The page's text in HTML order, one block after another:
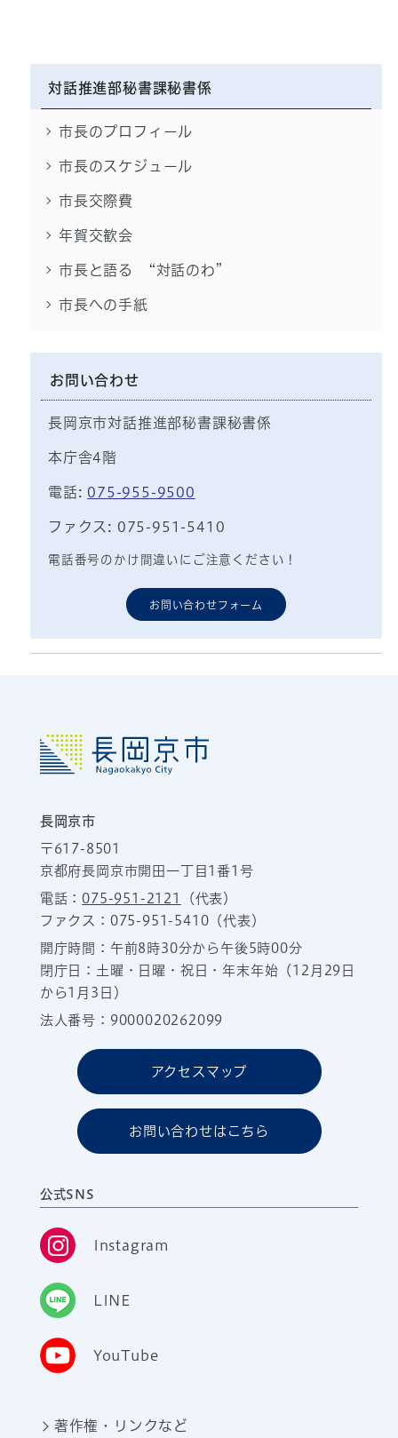
対話推進部秘書課秘書係
市長のプロフィール
市長のスケジュール
市長交際費
年賀交歓会
市長と語る “対話のわ”
市長への手紙
お問い合わせ
長岡京市対話推進部秘書課秘書係
本庁舎4階
電話: 075-955-9500
ファクス: 075-951-5410
電話番号のかけ間違いにご注意ください！
お問い合わせフォーム
長岡京市
〒617-8501
京都府長岡京市開田一丁目1番1号
電話：075-951-2121
（代表）
ファクス：075-951-5410（代表）
開庁時間：午前8時30分から午後5時00分
閉庁日：土曜・日曜・祝日・年末年始（12月29日
から1月3日）
法人番号：9000020262099
アクセスマップ
お問い合わせはこちら
公式SNS
Instagram
LINE
YouTube
著作権・リンクなど